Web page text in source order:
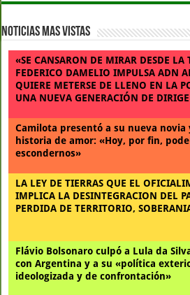
Noticias Mas Vistas
«SE CANSARON DE MIRAR DESDE LA
FEDERICO DAMELIO IMPULSA ADN
QUIERE METERSE DE LLENO EN LA
UNA NUEVA GENERACIÓN DE
Camilota presentó a su nueva novia
historia de amor: «Hoy, por fin,
escondernos»
LA LEY DE TIERRAS QUE EL
IMPLICA LA DESINTEGRACION DEL
PERDIDA DE TERRITORIO,
Flávio Bolsonaro culpó a Lula da
con Argentina y a su «política
ideologizada y de confrontación»